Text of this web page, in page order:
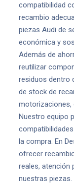
compatibilidad
recambio
piezas Audi de
económica y
Además de
reutilizar
residuos dentro
de stock de
motorizaciones,
Nuestro equipo
la compra. En
ofrecer
reales, atención
nuestras piezas.